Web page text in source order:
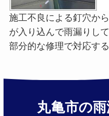
施工不良による釘穴か
が入り込んで雨漏りして
部分的な修理で対応す
丸亀市の